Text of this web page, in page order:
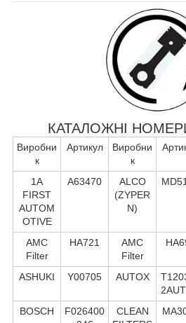
КАТАЛОЖНІ
Виробни
к
Артикул
Виробни
к
1A
FIRST
AUTOM
OTIVE
A63470
ALCO
(ZYPER
N)
AMC
Filter
HA721
AMC
Filter
ASHUKI Y00705 AUTOX
BOSCH
F026400
CLEAN